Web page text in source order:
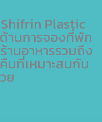
Plastic
นการจองที่พัก
านอาหารรวมถึง
นที่เหมาะสมกับ
ย